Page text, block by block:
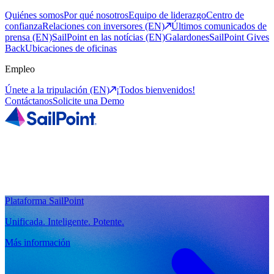
Quiénes somosPor qué nosotrosEquipo de liderazgoCentro de
confianzaRelaciones con inversores (EN)
Últimos comunicados de
prensa (EN)SailPoint en las notícias (EN)GalardonesSailPoint Gives
BackUbicaciones de oficinas
Empleo
Únete a la tripulación (EN)
¡Todos bienvenidos!
ContáctanosSolicite una Demo
Plataforma SailPoint
Unificada. Inteligente. Potente.
Más información